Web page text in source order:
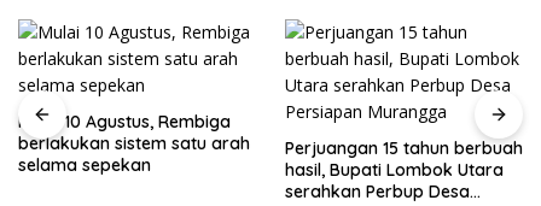
Mulai 10 Agustus, Rembiga
berlakukan sistem satu arah
selama sepekan
Perjuangan 15 tahun berbuah
hasil, Bupati Lombok Utara
serahkan Perbup Desa